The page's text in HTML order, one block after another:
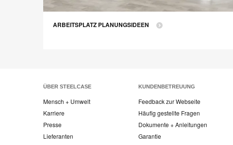
ARBEITSPLATZ PLANUNGSIDEEN
ÜBER STEELCASE
Mensch + Umwelt
Karriere
Presse
Lieferanten
KUNDENBETREUUNG
Feedback zur Webseite
Häufig gestellte Fragen
Dokumente + Anleitungen
Garantie